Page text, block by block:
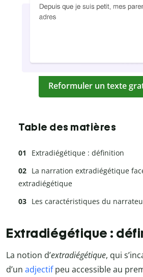
Reformuler un texte
Table des matières
Extradiégétique : définition
La narration extradiégétique
extradiégétique
Les caractéristiques du
Extradiégétique :
La notion d’extradiégétique, qui
d’un adjectifpeu accessible au